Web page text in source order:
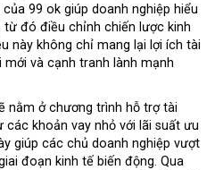
99 ok giúp doanh nghiệp hiểu
từ đó điều chỉnh chiến lược kinh
này không chỉ mang lại lợi ích tài
và cạnh tranh lành mạnh
nằm ở chương trình hỗ trợ tài
khoản vay nhỏ với lãi suất ưu
giúp các chủ doanh nghiệp vượt
đoạn kinh tế biến động. Qua